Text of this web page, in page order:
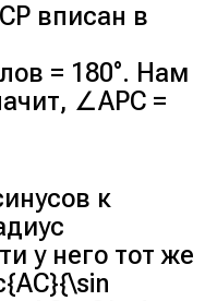
вписан в
= 180°. Нам
∠APC =
к
у него тот же